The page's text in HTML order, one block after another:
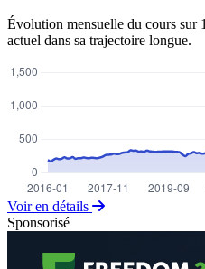
Évolution mensuelle du cours sur
actuel dans sa trajectoire longue.
Voir en détails
Sponsorisé